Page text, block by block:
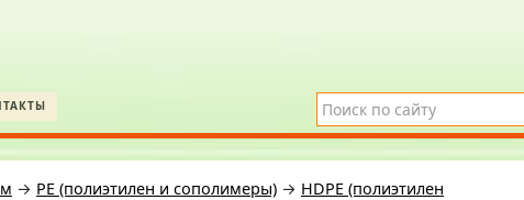
→ PE (полиэтилен и сополимеры) → HDPE (полиэтилен